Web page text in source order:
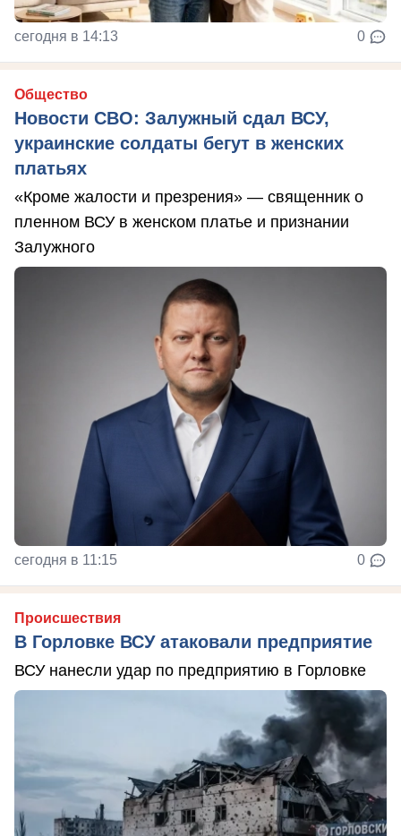
сегодня в 14:13 0
Общество
Новости СВО: Залужный сдал ВСУ,
украинские солдаты бегут в женских
платьях
«Кроме жалости и презрения» — священник о
пленном ВСУ в женском платье и признании
Залужного
сегодня в 11:15 0
Происшествия
В Горловке ВСУ атаковали предприятие
ВСУ нанесли удар по предприятию в Горловке